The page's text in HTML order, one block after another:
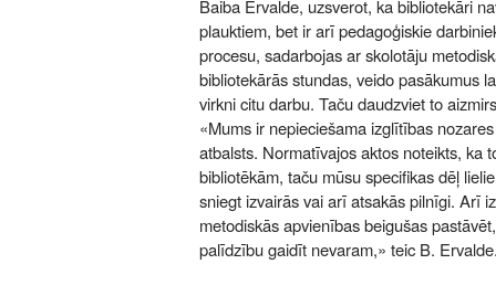
Baiba Ervalde, uzsverot, ka bibliotekāri
plauktiem, bet ir arī pedagoģiskie
procesu, sadarbojas ar skolotāju
bibliotekārās stundas, veido pasākumus
virkni citu darbu. Taču daudzviet to
«Mums ir nepieciešama izglītības
atbalsts. Normatīvajos aktos noteikts, ka
bibliotēkām, taču mūsu specifikas dēļ
sniegt izvairās vai arī atsakās pilnīgi. Arī
metodiskās apvienības beigušas
palīdzību gaidīt nevaram,» teic B.